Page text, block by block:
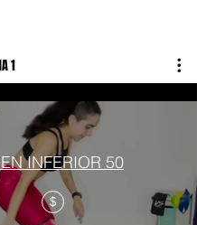
1
INFERIOR 50
$